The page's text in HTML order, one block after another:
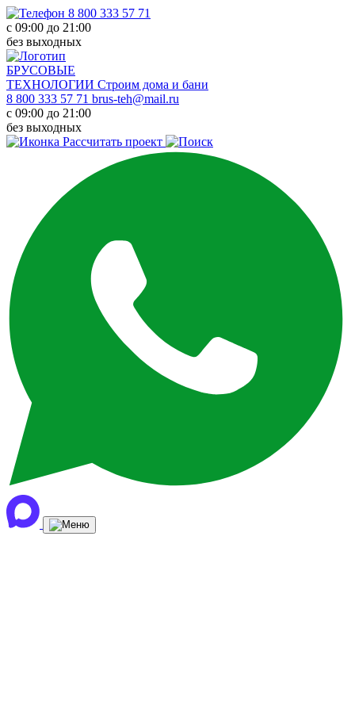
8 800 333 57 71
с 09:00 до 21:00
без выходных
БРУСОВЫЕ
ТЕХНОЛОГИИ Строим дома и бани
8 800 333 57 71 brus-teh@mail.ru
с 09:00 до 21:00
без выходных
Рассчитать проект